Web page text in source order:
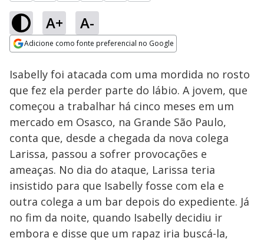
A+ A-
Adicione como fonte preferencial no Google
Ativar
Loaded
13.79%
Isabelly foi atacada com uma mordida no rosto
que fez ela perder parte do lábio. A jovem, que
começou a trabalhar há cinco meses em um
mercado em Osasco, na Grande São Paulo,
conta que, desde a chegada da nova colega
Larissa, passou a sofrer provocações e
ameaças. No dia do ataque, Larissa teria
insistido para que Isabelly fosse com ela e
outra colega a um bar depois do expediente. Já
no fim da noite, quando Isabelly decidiu ir
embora e disse que um rapaz iria buscá-la,